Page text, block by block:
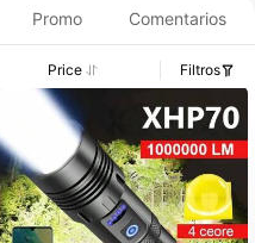
Promo Comentarios
Price Filtros